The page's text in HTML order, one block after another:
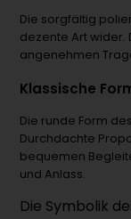
Die sorgfältig
dezente Art wider.
angenehmen
Klassische
Die runde Form
Durchdachte
bequemen
und Anlass.
Die Symbolik